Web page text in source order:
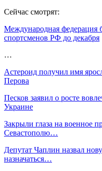
Сейчас смотрят:
Международная федерация
спортсменов РФ до декабря
…
Астероид получил имя
Перова
Песков заявил о росте
Украине
Закрыли глаза на военное
Севастополю…
Депутат Чаплин назвал
назначаться…